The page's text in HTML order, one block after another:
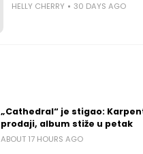
HELLY CHERRY 30 DAYS AGO
„Cathedral“ je stigao:
prodaji, album stiže u petak
ABOUT 17 HOURS AGO